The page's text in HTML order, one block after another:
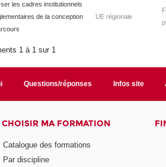
les cadres institutionnels
de la conception
UE régionale
1 à 1 sur 1
Questions/réponses Infos site
CHOISIR MA FORMATION
Catalogue des formations
Par discipline